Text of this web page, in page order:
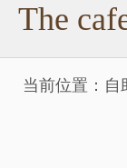
The
当前位置： 自